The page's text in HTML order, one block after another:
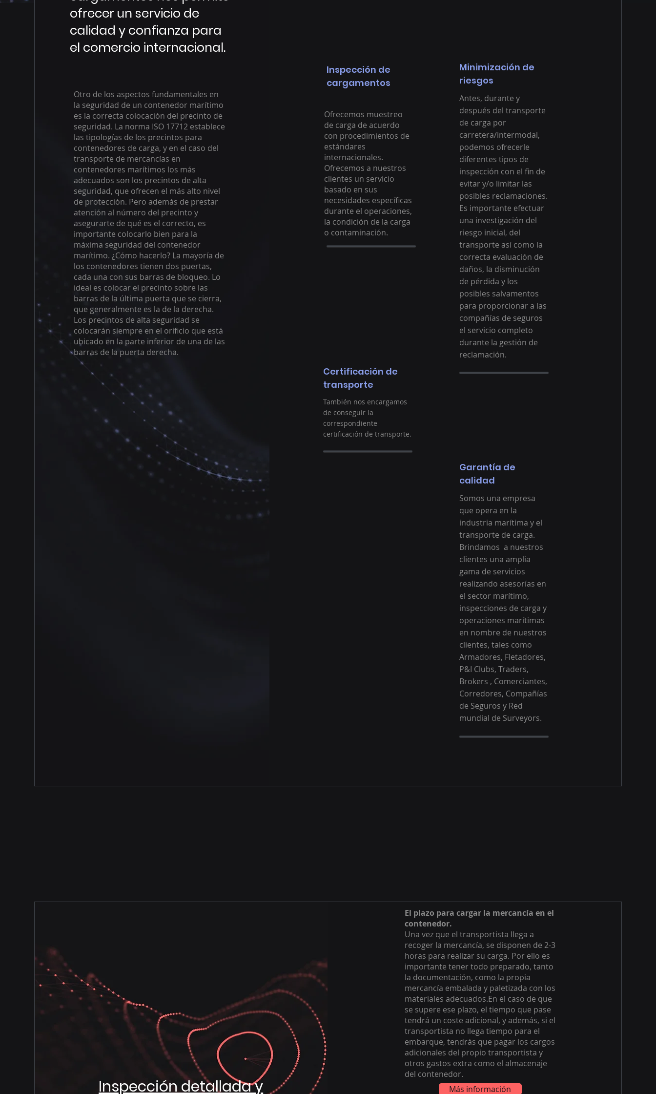
ofrecer un servicio de
calidad y confianza para
el comercio internacional.
Otro de los aspectos fundamentales en
la seguridad de un contenedor marítimo
es la correcta colocación del precinto de
seguridad. La norma ISO 17712 establece
las tipologías de los precintos para
contenedores de carga, y en el caso del
transporte de mercancías en
contenedores marítimos los más
adecuados son los precintos de alta
seguridad, que ofrecen el más alto nivel
de protección. Pero además de prestar
atención al número del precinto y
asegurarte de qué es el correcto, es
importante colocarlo bien para la
máxima seguridad del contenedor
marítimo. ¿Cómo hacerlo? La mayoría de
los contenedores tienen dos puertas,
cada una con sus barras de bloqueo. Lo
ideal es colocar el precinto sobre las
barras de la última puerta que se cierra,
que generalmente es la de la derecha.
Los precintos de alta seguridad se
colocarán siempre en el orificio que está
ubicado en la parte inferior de una de las
barras de la puerta derecha.
Inspección de
cargamentos
Ofrecemos muestreo
de carga de acuerdo
con procedimientos de
estándares
internacionales.
Ofrecemos a nuestros
clientes un servicio
basado en sus
necesidades específicas
durante el operaciones,
la condición de la carga
o contaminación.
Certificación de
transporte
También nos encargamos
de conseguir la
correspondiente
certificación de transporte.
Minimización de
riesgos
Antes, durante y
después del transporte
de carga por
carretera/intermodal,
podemos ofrecerle
diferentes tipos de
inspección con el fin de
evitar y/o limitar las
posibles reclamaciones.
Es importante efectuar
una investigación del
riesgo inicial, del
transporte así como la
correcta evaluación de
daños, la disminución
de pérdida y los
posibles salvamentos
para proporcionar a las
compañías de seguros
el servicio completo
durante la gestión de
reclamación.
Garantía de
calidad
Somos una empresa
que opera en la
industria marítima y el
transporte de carga.
Brindamos a nuestros
clientes una amplia
gama de servicios
realizando asesorías en
el sector marítimo,
inspecciones de carga y
operaciones marítimas
en nombre de nuestros
clientes, tales como
Armadores, Fletadores,
P&I Clubs, Traders,
Brokers , Comerciantes,
Corredores, Compañías
de Seguros y Red
mundial de Surveyors.
Inspección detallada y
El plazo para cargar la mercancía en el
contenedor.
Una vez que el transportista llega a
recoger la mercancía, se disponen de 2-3
horas para realizar su carga. Por ello es
importante tener todo preparado, tanto
la documentación, como la propia
mercancía embalada y paletizada con los
materiales adecuados.En el caso de que
se supere ese plazo, el tiempo que pase
tendrá un coste adicional, y además, si el
transportista no llega tiempo para el
embarque, tendrás que pagar los cargos
adicionales del propio transportista y
otros gastos extra como el almacenaje
del contenedor.
Más información